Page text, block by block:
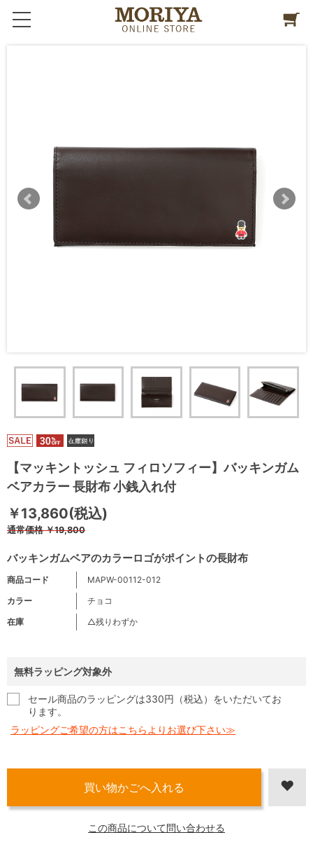
【マッキントッシュ フィロソフィー】バッキンガム
ベアカラー 長財布 小銭入れ付
バッキンガムベアのカラーロゴがポイントの長財布
￥13,860(税込)
通常価格￥19,800
商品コード
MAPW-00112-012
カラー
チョコ
在庫
△残りわずか
無料ラッピング対象外
セール商品のラッピングは330円（税込）をいただいてお
ります。
ラッピングご希望の方はこちらよりお選び下さい≫
この商品について問い合わせる